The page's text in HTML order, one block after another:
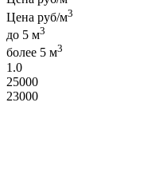
Цена руб/м3
до 5 м3
более 5 м3
1.0
25000
23000